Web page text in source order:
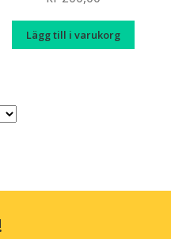
Lägg till i varukorg